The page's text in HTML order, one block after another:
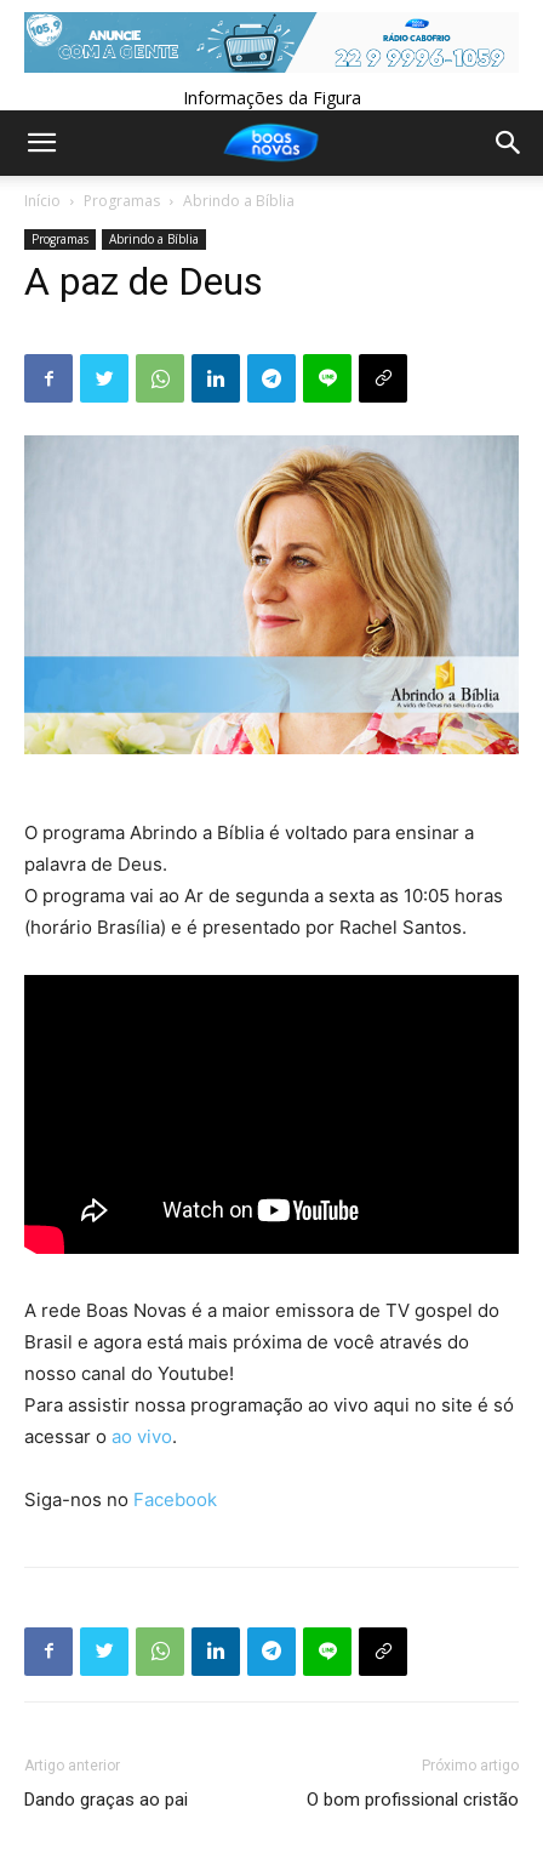
Informações da Figura
Início Programas Abrindo a Bíblia
Programas Abrindo a Bíblia
A paz de Deus
O programa Abrindo a Bíblia é voltado para ensinar a
palavra de Deus.
O programa vai ao Ar de segunda a sexta as 10:05 horas
(horário Brasília) e é presentado por Rachel Santos.
A rede Boas Novas é a maior emissora de TV gospel do
Brasil e agora está mais próxima de você através do
nosso canal do Youtube!
Para assistir nossa programação ao vivo aqui no site é só
acessar o ao vivo.
Siga-nos no Facebook
Artigo anterior
Dando graças ao pai
Próximo artigo
O bom profissional cristão